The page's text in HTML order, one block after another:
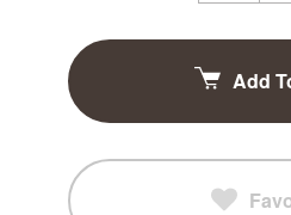
Add